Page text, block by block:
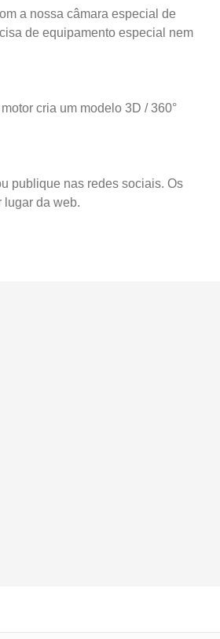
a nossa câmara especial de
de equipamento especial nem
cria um modelo 3D / 360°
publique nas redes sociais. Os
lugar da web.